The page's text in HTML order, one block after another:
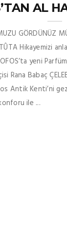
AL
GÖRDÜNÜZ
Hikayemizi
yeni
Rana Babaç
Antik Kenti’ni
ile ...